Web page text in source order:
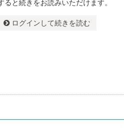
と続きをお読みいただけます。
ログインして続きを読む